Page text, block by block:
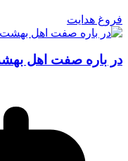
فروغ هدایت
در باره صفت اهل